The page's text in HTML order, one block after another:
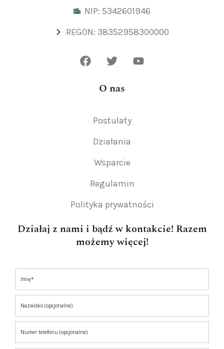
NIP: 5342601946
REGON: 38352958300000
O nas
Postulaty
Działania
Wsparcie
Regulamin
Polityka prywatności
Działaj z nami i bądź w kontakcie! Razem
możemy więcej!